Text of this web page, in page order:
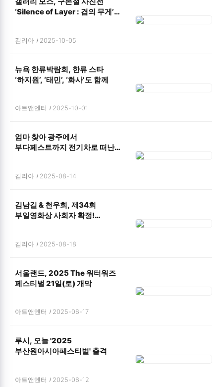
‘Silence of Layer : 겹의 무게’
김리아 2025-10-05
뉴욕 한류박람회, 한류 스타
‘하지원’, ‘태민’, ‘화사’도 함께
아트앤엔터 2025-10-01
엄마 찾아 광주에서
부다페스트까지 전기차로 떠난
김리아 2025-08-14
김남길 & 천우희, 제34회
부일영화상 사회자 확정!
동시 생중계!
김리아 2025-08-18
서울랜드, 2025 The 워터워즈
페스티벌 21일(토) 개막
아트앤엔터 2025-06-17
루시, 오늘 '2025
부산원아시아페스티벌' 출격
아트앤엔터 2025-06-12